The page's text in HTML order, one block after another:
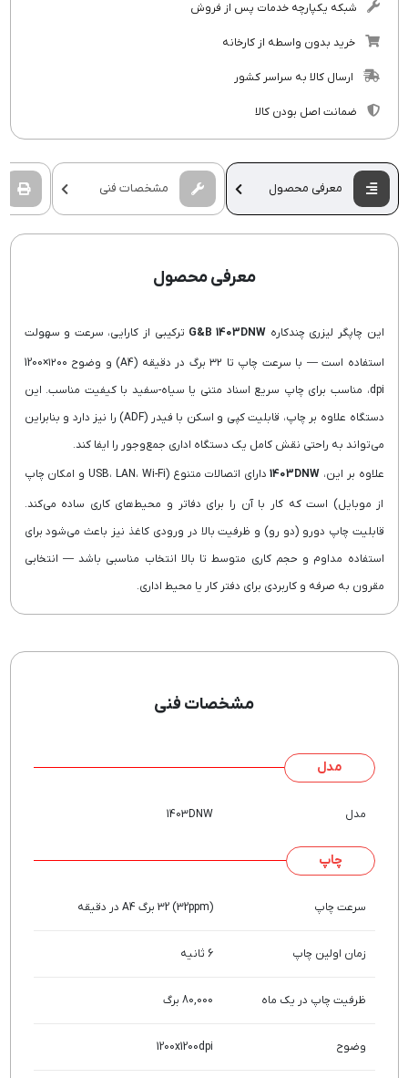
شبکه یکپارچه خدمات پس از فروش
خرید بدون واسطه از کارخانه
ارسال کالا به سراسر کشور
ضمانت اصل بودن کالا
معرفی محصول مشخصات فنی
معرفی محصول
این چاپگر لیزری چندکارهG&B 1403DNW ترکیبی از کارایی، سرعت و سهولت
استفاده است — با سرعت چاپ تا ۳۲ برگ در دقیقه (A4) و وضوح ۱۲۰۰×1200
dpi، مناسب برای چاپ سریع اسناد متنی یا سیاه-سفید با کیفیت مناسب. این
دستگاه علاوه بر چاپ، قابلیت کپی و اسکن با فیدر (ADF) را نیز دارد و بنابراین
می‌تواند به راحتی نقش کامل یک دستگاه اداری جمع‌وجور را ایفا کند.
علاوه بر این، 1403DNW دارای اتصالات متنوع (USB، LAN، Wi-Fi و امکان چاپ
از موبایل) است که کار با آن را برای دفاتر و محیط‌های کاری ساده می‌کند.
قابلیت چاپ دورو (دو رو) و ظرفیت بالا در ورودی کاغذ نیز باعث می‌شود برای
استفاده مداوم و حجم کاری متوسط تا بالا انتخاب مناسبی باشد — انتخابی
مقرون به صرفه و کاربردی برای دفتر کار یا محیط اداری.
مشخصات فنی
مدل
مدل 1403DNW
چاپ
سرعت چاپ (32ppm) 32 برگ A4 در دقیقه
زمان اولین چاپ 6 ثانیه
ظرفیت چاپ در یک ماه 80,000 برگ
وضوح 1200x1200dpi